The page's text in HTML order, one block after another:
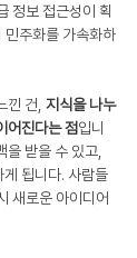
정보 접근성이 획
민주화를 가속화하
낀 건, 지식을 나누
어진다는 점입니
을 받을 수 있고,
됩니다. 사람들
새로운 아이디어